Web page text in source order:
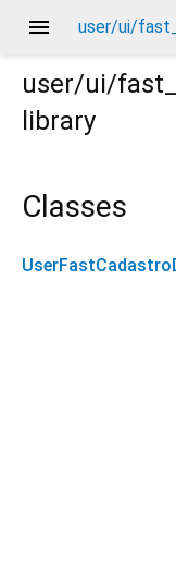
menu user/ui/
user/ui/
library
Classes